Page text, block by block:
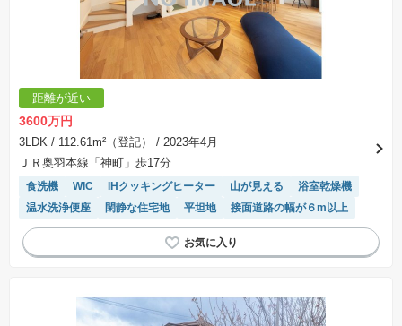
距離が近い
3600万円
3LDK / 112.61m²（登記）
/ 2023年4月
ＪＲ奥羽本線「神町」歩17分
食洗機 WIC IHクッキングヒーター 山が見える
浴室乾燥機
温水洗浄便座
閑静な住宅地 平坦地 接面道路の幅が６m以上